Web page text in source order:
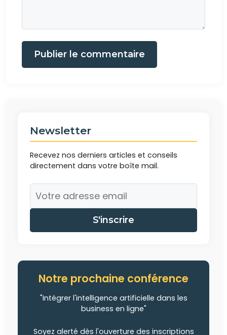
Publier le commentaire
Newsletter
Recevez nos derniers articles et conseils
directement dans votre boîte mail.
S'inscrire
Notre prochaine conférence
"Intégrer l'intelligence artificielle dans les
business en ligne"
Soyez alerté dès l'ouverture des inscriptions